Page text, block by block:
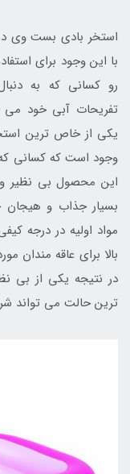
استخر بادی بست وی
با این وجود برای
رو کسانی که به
تفریحات آبی خود می
یکی از خاص ترین
وجود است که کسانی که
این محصول بی نظیر و
بسیار جذاب و
مواد اولیه در درجه
بالا برای عاقه مندان
در نتیجه یکی از بی
ترین حالت می تواند